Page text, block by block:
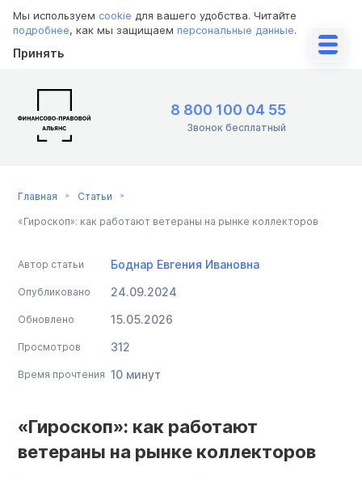
Мы используем cookie для вашего удобства. Читайте
подробнее, как мы защищаем персональные данные.
Принять
8 800 100 04 55
Звонок бесплатный
Главная Статьи
«Гироскоп»: как работают ветераны на рынке коллекторов
Автор статьи Боднар Евгения Ивановна
Опубликовано 24.09.2024
Обновлено 15.05.2026
Просмотров 312
Время прочтения 10 минут
«Гироскоп»: как работают
ветераны на рынке коллекторов